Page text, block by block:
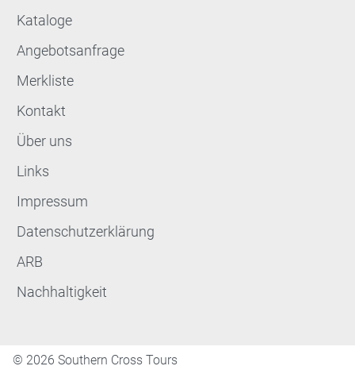
Kataloge
Angebotsanfrage
Merkliste
Kontakt
Über uns
Links
Impressum
Datenschutzerklärung
ARB
Nachhaltigkeit
© 2026 Southern Cross Tours